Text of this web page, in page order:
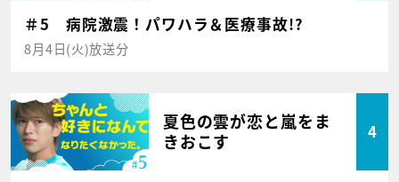
＃5 病院激震！パワハラ＆医療事故!?
8月4日(火)放送分
夏色の雲が恋と嵐をま
きおこす
4